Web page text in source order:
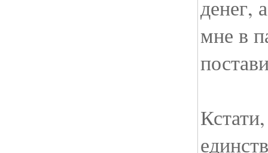
денег,
мне в